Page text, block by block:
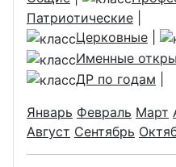
Патриотические
Церковные
Именные
ДР по годам
Январь Февраль Март
Август Сентябрь